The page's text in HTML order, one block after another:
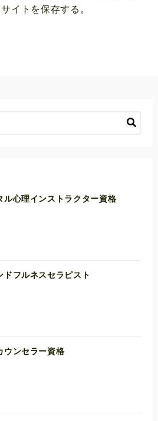
イトを保存する。
ル心理インストラクター資格
ドフルネスセラピスト
ウンセラー資格